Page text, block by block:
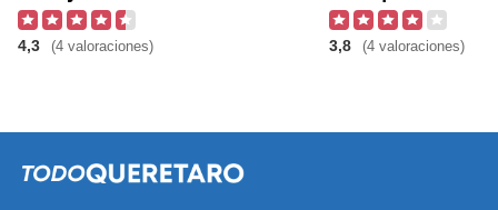
4,3 (4 valoraciones) 3,8 (4 valoraciones)